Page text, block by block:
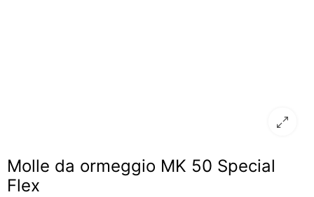
Molle da ormeggio MK 50 Special
Flex